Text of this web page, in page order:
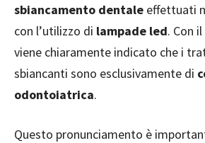
sbiancamento dentale effettuati
con l’utilizzo di lampade led. Con
viene chiaramente indicato che i
sbiancanti sono esclusivamente di
odontoiatrica.
Questo pronunciamento è